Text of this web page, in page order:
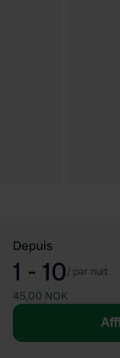
Depuis
1 - 10/ par nuit
45,00 NOK